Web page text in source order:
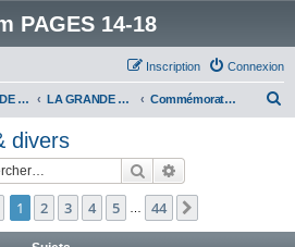
PAGES 14-18
Connexion
Inscription
HISTOIRE DE LA GRANDE GUERRE LA GRANDE GUERRE VUE D'AUJOURD'HUI Commémorations & divers
divers
Rechercher
1sur44
1 2 3 4 5 44